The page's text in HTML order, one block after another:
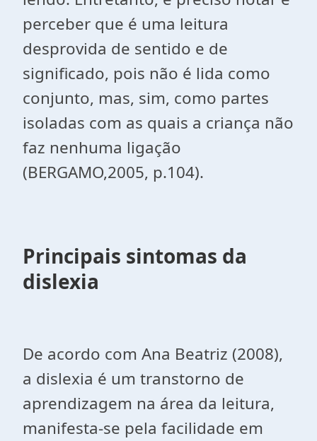
perceber que é uma leitura
desprovida de sentido e de
significado, pois não é lida como
conjunto, mas, sim, como partes
isoladas com as quais a criança não
faz nenhuma ligação
(BERGAMO,2005, p.104).
Principais sintomas da
dislexia
De acordo com Ana Beatriz (2008),
a dislexia é um transtorno de
aprendizagem na área da leitura,
manifesta-se pela facilidade em